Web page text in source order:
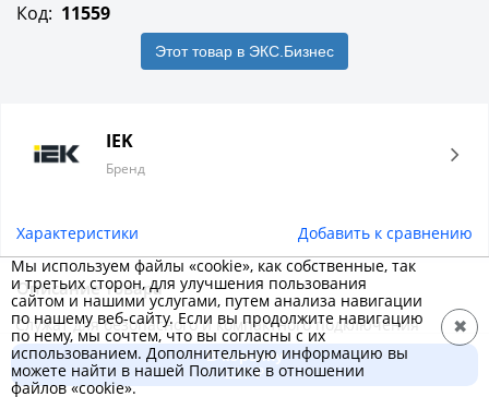
Код: 11559
Этот товар в ЭКС.Бизнес
IEK
Бренд
Характеристики Добавить к сравнению
Описание товара
Служат для безопасного и компактного подключения
фазных, нулевых и защитных (земля) проводников
различного сечения. Устанавливаются на DIN-рейку.
В корзину
217 ₽
Мы используем файлы «cookie», как собственные, так
и третьих сторон, для улучшения пользования
сайтом и нашими услугами, путем анализа навигации
по нашему веб-сайту. Если вы продолжите навигацию
по нему, мы сочтем, что вы согласны с их
использованием. Дополнительную информацию вы
можете найти в нашей Политике в отношении
файлов «cookie».
✖